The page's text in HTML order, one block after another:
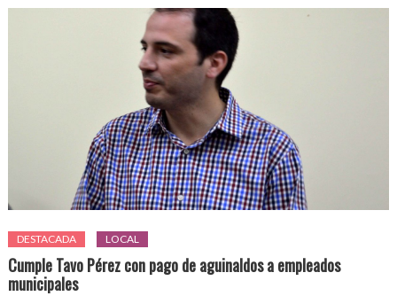
DESTACADA LOCAL
Cumple Tavo Pérez con pago de aguinaldos a empleados
municipales